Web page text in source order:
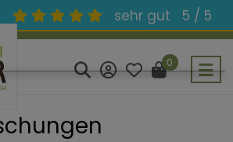
sehr gut 5 / 5
0